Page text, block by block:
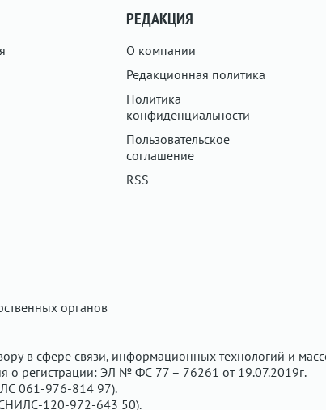
РЕДАКЦИЯ
О компании
Редакционная политика
Политика
конфиденциальности
Пользовательское
соглашение
RSS
органов
в сфере связи, информационных технологий и
о регистрации: ЭЛ № ФС 77 – 76261 от 19.07.2019г.
061-976-814 97).
120-972-643 50).